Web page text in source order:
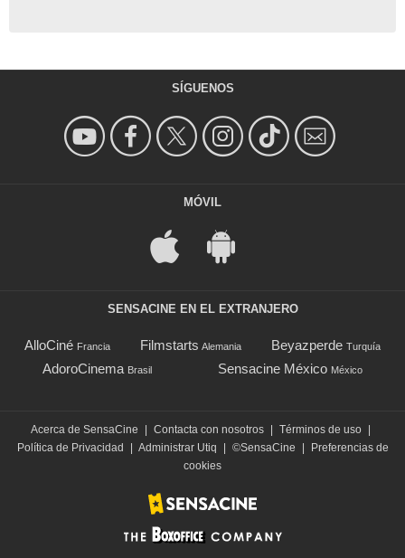
SÍGUENOS
MÓVIL
SENSACINE EN EL EXTRANJERO
AlloCiné Francia Filmstarts Alemania Beyazperde Turquía
AdoroCinema Brasil Sensacine México México
Acerca de SensaCine Contacta con nosotros Términos de uso
Política de Privacidad
Administrar Utiq ©SensaCine
Preferencias de
cookies